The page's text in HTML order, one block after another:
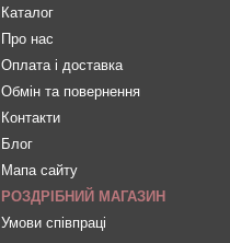
Каталог
Про нас
Оплата і доставка
Обмін та повернення
Контакти
Блог
Мапа сайту
РОЗДРІБНИЙ МАГАЗИН
Умови співпраці